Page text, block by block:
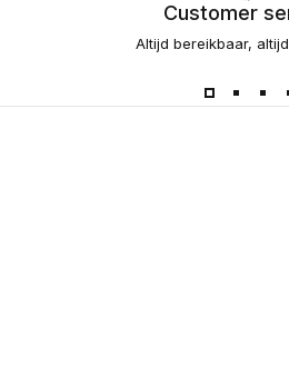
Customer
Altijd bereikbaar,